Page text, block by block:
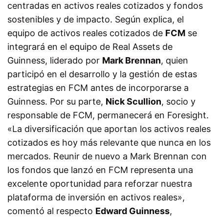
centradas en activos reales cotizados y fondos
sostenibles y de impacto. Según explica, el
equipo de activos reales cotizados de FCM se
integrará en el equipo de Real Assets de
Guinness, liderado por Mark Brennan, quien
participó en el desarrollo y la gestión de estas
estrategias en FCM antes de incorporarse a
Guinness. Por su parte, Nick Scullion, socio y
responsable de FCM, permanecerá en Foresight.
«La diversificación que aportan los activos reales
cotizados es hoy más relevante que nunca en los
mercados. Reunir de nuevo a Mark Brennan con
los fondos que lanzó en FCM representa una
excelente oportunidad para reforzar nuestra
plataforma de inversión en activos reales»,
comentó al respecto Edward Guinness,